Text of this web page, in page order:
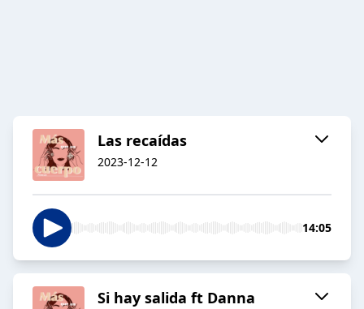
Las recaídas
2023-12-12
14:05
Si hay salida ft Danna